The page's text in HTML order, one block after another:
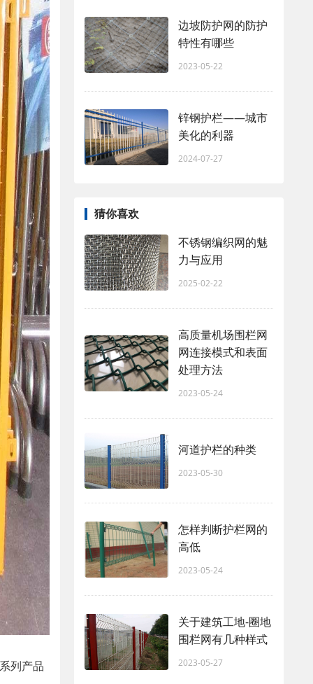
列产品
边坡防护网的防护
特性有哪些
2023-05-22
锌钢护栏——城市
美化的利器
2024-07-27
猜你喜欢
不锈钢编织网的魅
力与应用
2025-02-22
高质量机场围栏网
网连接模式和表面
处理方法
2023-05-24
河道护栏的种类
2023-05-30
怎样判断护栏网的
高低
2023-05-24
关于建筑工地-圈地
围栏网有几种样式
2023-05-27